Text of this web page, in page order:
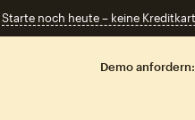
Starte noch heute – keine
Demo anfordern: